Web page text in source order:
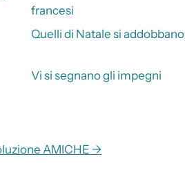
francesi
Quelli di Natale si addobbano
Vi si segnano gli impegni
AMICHE →